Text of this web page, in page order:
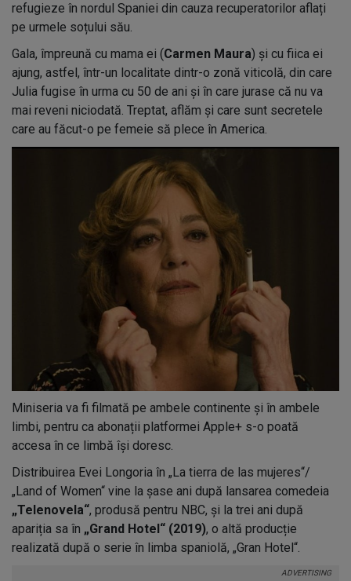
refugieze în nordul Spaniei din cauza recuperatorilor aflați
pe urmele soțului său.
Gala, împreună cu mama ei (Carmen Maura) și cu fiica ei
ajung, astfel, într-un localitate dintr-o zonă viticolă, din care
Julia fugise în urma cu 50 de ani și în care jurase că nu va
mai reveni niciodată. Treptat, aflăm și care sunt secretele
care au făcut-o pe femeie să plece în America.
Miniseria va fi filmată pe ambele continente și în ambele
limbi, pentru ca abonații platformei Apple+ s-o poată
accesa în ce limbă își doresc.
Distribuirea Evei Longoria în „La tierra de las mujeres“/
„Land of Women“ vine la șase ani după lansarea comedeia
„Telenovela“, produsă pentru NBC, și la trei ani după
apariția sa în „Grand Hotel“ (2019), o altă producție
realizată după o serie în limba spaniolă, „Gran Hotel“.